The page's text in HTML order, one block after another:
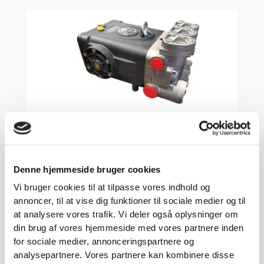
Denne hjemmeside bruger cookies
Vi bruger cookies til at tilpasse vores indhold og
annoncer, til at vise dig funktioner til sociale medier og til
at analysere vores trafik. Vi deler også oplysninger om
din brug af vores hjemmeside med vores partnere inden
for sociale medier, annonceringspartnere og
analysepartnere. Vores partnere kan kombinere disse
SL29385
13.940,00 kr.
Gå til produkt